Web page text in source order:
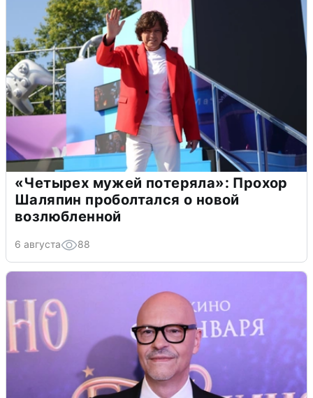
«Четырех мужей потеряла»: Прохор
Шаляпин проболтался о новой
возлюбленной
6 августа 88